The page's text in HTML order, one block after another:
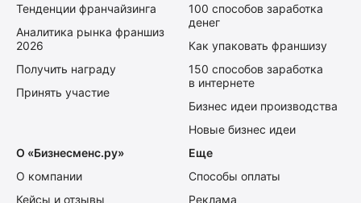
Тенденции франчайзинга
Аналитика рынка франшиз
2026
Получить награду
Принять участие
100 способов заработка
денег
Как упаковать франшизу
150 способов заработка
в интернете
Бизнес идеи производства
Новые бизнес идеи
О «Бизнесменс.ру»
О компании
Кейсы и отзывы
Еще
Способы оплаты
Реклама